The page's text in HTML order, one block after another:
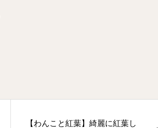
【わんこと紅葉】綺麗に紅葉し